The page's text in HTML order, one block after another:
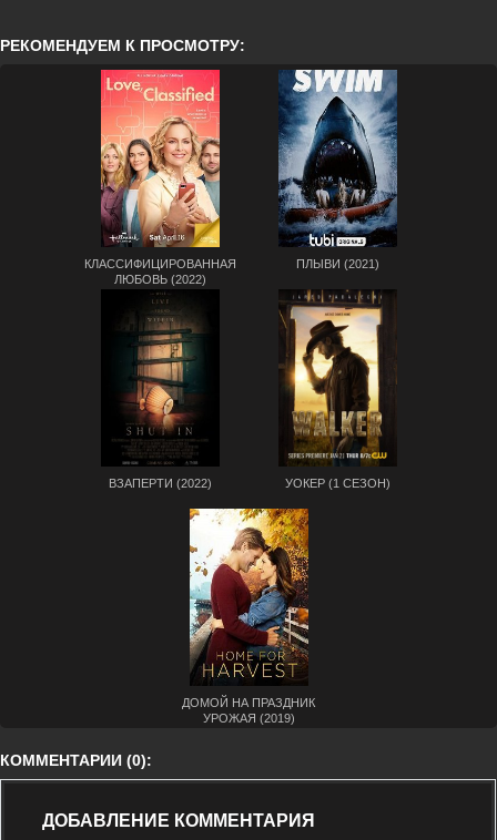
РЕКОМЕНДУЕМ К ПРОСМОТРУ:
КЛАССИФИЦИРОВАННАЯ
ЛЮБОВЬ (2022)
ПЛЫВИ (2021)
ВЗАПЕРТИ (2022) УОКЕР (1 СЕЗОН)
ДОМОЙ НА ПРАЗДНИК
УРОЖАЯ (2019)
КОММЕНТАРИИ (0):
ДОБАВЛЕНИЕ КОММЕНТАРИЯ